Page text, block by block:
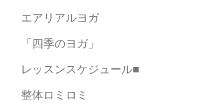
エアリアルヨガ
「四季のヨガ」
レッスンスケジュール■
整体ロミロミ